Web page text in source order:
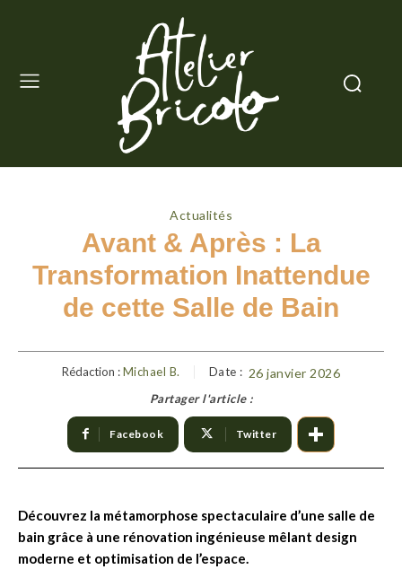
Actualités
Avant & Après : La
Transformation Inattendue
de cette Salle de Bain
Rédaction : Michael B. Date : 26 janvier 2026
Partager l'article :
Facebook Twitter
Découvrez la métamorphose spectaculaire d’une salle de
bain grâce à une rénovation ingénieuse mêlant design
moderne et optimisation de l’espace.